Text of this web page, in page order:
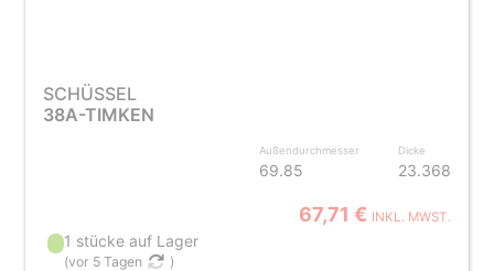
SCHÜSSEL
38A-TIMKEN
Außendurchmesser
69.85
Dicke
23.368
67,71 € INKL. MWST.
1 stücke auf Lager
(vor 5 Tagen )